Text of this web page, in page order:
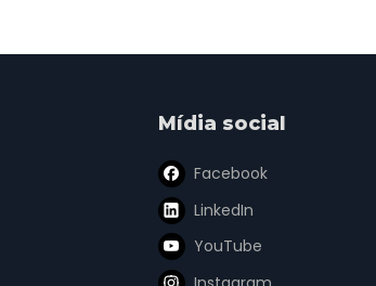
Mídia social
Facebook
LinkedIn
YouTube